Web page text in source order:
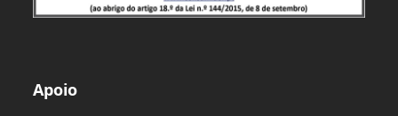
Apoio